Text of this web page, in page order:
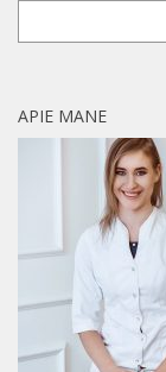
APIE MANE